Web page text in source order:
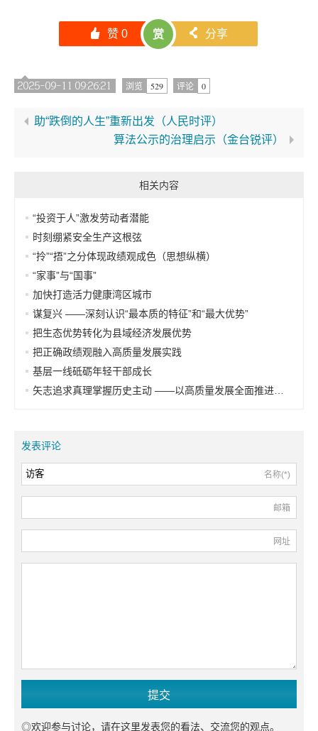
󰄼 赞 0 赏 󰄯 分享
2025-09-11 09:26:21 浏览 529 评论 0
助“跌倒的人生”重新出发（人民时评）
算法公示的治理启示（金台锐评）
相关内容
“投资于人”激发劳动者潜能
时刻绷紧安全生产这根弦
“拎”“捂”之分体现政绩观成色（思想纵横）
“家事”与“国事”
加快打造活力健康湾区城市
谋复兴 ——深刻认识“最本质的特征”和“最大优势”
把生态优势转化为县域经济发展优势
把正确政绩观融入高质量发展实践
基层一线砥砺年轻干部成长
矢志追求真理掌握历史主动 ——以高质量发展全面推进中国式现代化的实践思考
发表评论
名称(*)
邮箱
网址
◎欢迎参与讨论，请在这里发表您的看法、交流您的观点。